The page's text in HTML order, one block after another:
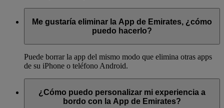
Me gustaría eliminar la App de Emirates, ¿cómo
puedo hacerlo?
Puede borrar la app del mismo modo que elimina otras apps
de su iPhone o teléfono Android.
¿Cómo puedo personalizar mi experiencia a
bordo con la App de Emirates?